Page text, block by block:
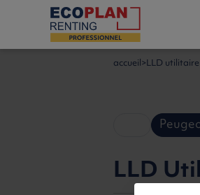
accueil LLD utilitaire
LLD